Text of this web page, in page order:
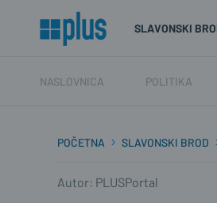
SLAVONSKI
NASLOVNICA POLITIKA
POČETNA SLAVONSKI BROD
Autor: PLUSPortal